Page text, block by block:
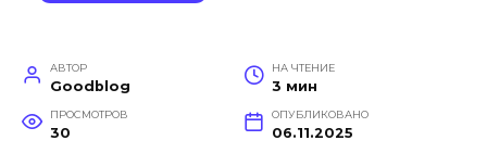
АВТОР
Goodblog
НА ЧТЕНИЕ
3 мин
ПРОСМОТРОВ
30
ОПУБЛИКОВАНО
06.11.2025